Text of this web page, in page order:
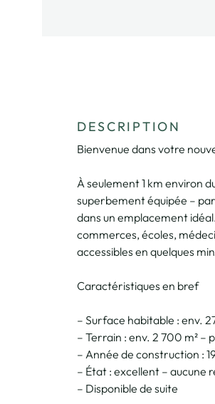
DESCRIPTION
Bienvenue dans votre
À seulement 1 km environ
superbement équipée –
dans un emplacement
commerces, écoles,
accessibles en quelques
Caractéristiques en bref
– Surface habitable : env.
– Terrain : env. 2 700 m² –
– Année de construction :
– État : excellent – aucune
– Disponible de suite